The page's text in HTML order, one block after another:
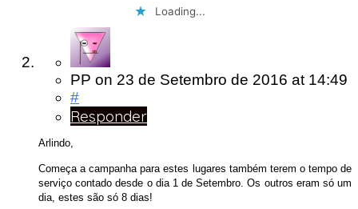
Loading...
PP on 23 de Setembro de 2016 at 14:49
#
Responder
Arlindo,
Começa a campanha para estes lugares também terem o tempo de
serviço contado desde o dia 1 de Setembro. Os outros eram só um
dia, estes são só 8 dias!